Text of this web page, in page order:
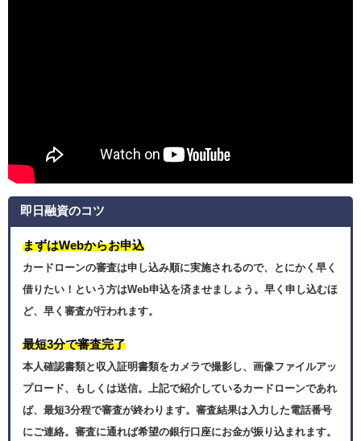
即日融資のコツ
まずはWebからお申込
カードローンの審査は申し込み順に実施されるので、とにかく早く
借りたい！という方はWeb申込を済ませましょう。早く申し込むほ
ど、早く審査が行われます。
最短3分で審査完了
本人確認書類と収入証明書類をカメラで撮影し、画像ファイルアッ
プロード、もしくは送信。上記で紹介しているカードローンであれ
ば、最短3分程で審査が終わります。審査結果は入力した電話番号
にご連絡。審査に通れば希望の銀行口座にお金が振り込まれます。